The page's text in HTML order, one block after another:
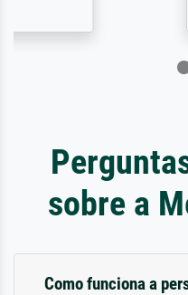
sobre a
Como funciona a